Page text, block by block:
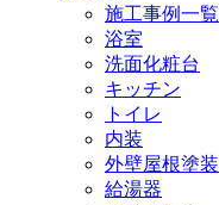
施工事例一覧
浴室
洗面化粧台
キッチン
トイレ
内装
外壁屋根塗装
給湯器